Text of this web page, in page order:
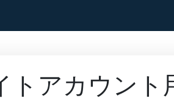
トアカウント